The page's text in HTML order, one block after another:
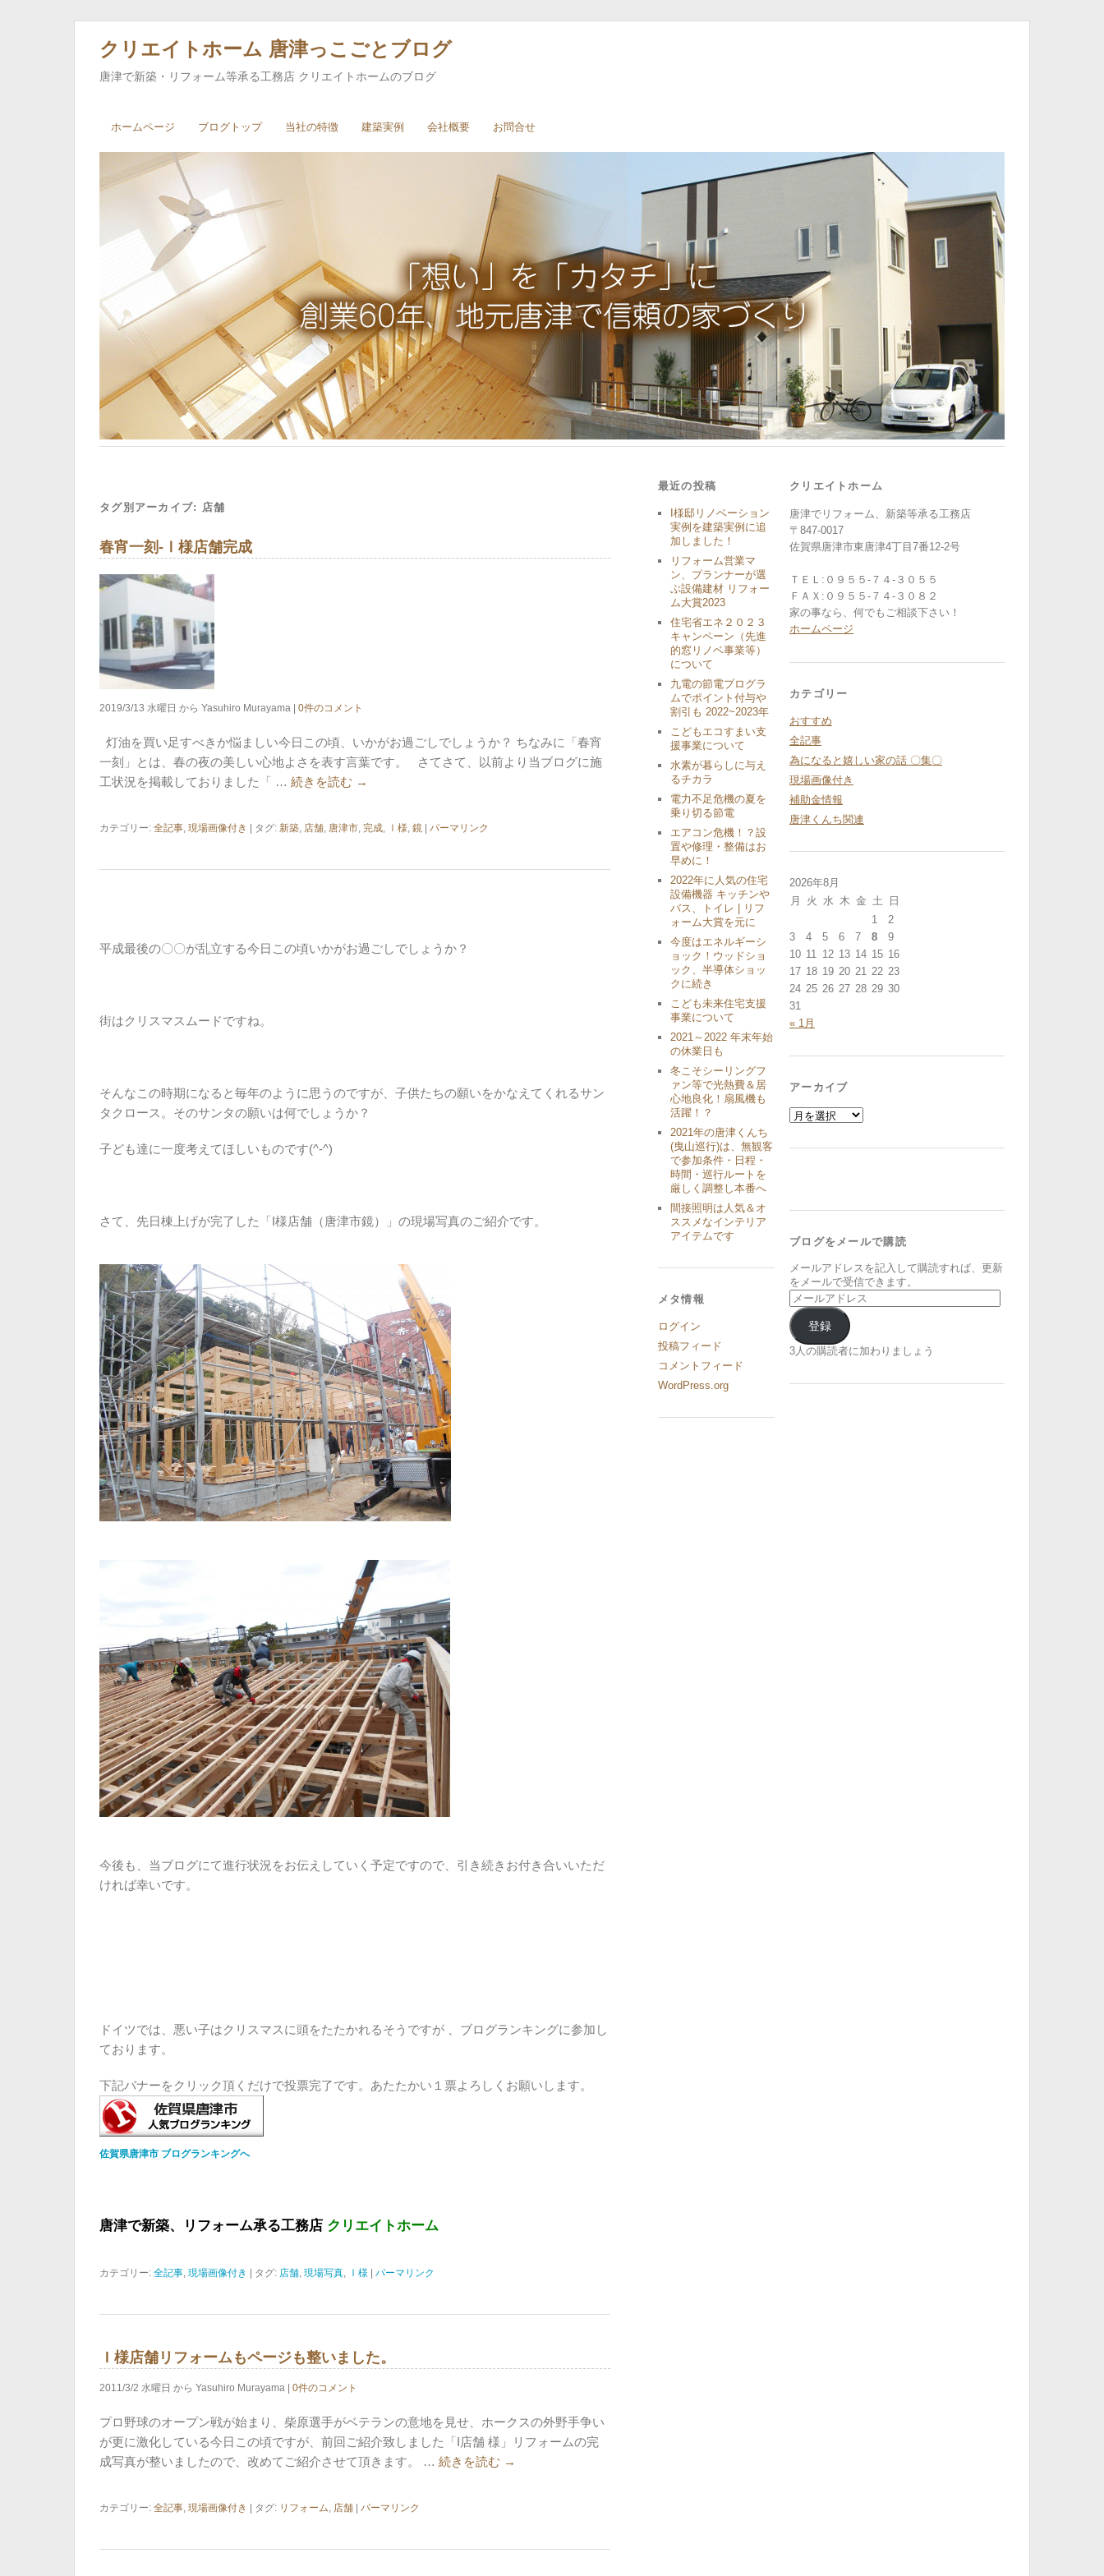
クリエイトホーム 唐津っこごとブログ
唐津で新築・リフォーム等承る工務店 クリエイトホームのブログ
ホームページ ブログトップ 当社の特徴 建築実例 会社概要 お問合せ
タグ別アーカイブ: 店舗
春宵一刻-Ⅰ様店舗完成
2019/3/13 水曜日 から Yasuhiro Murayama | 0件のコメント
灯油を買い足すべきか悩ましい今日この頃、いかがお過ごしでしょうか？ ちなみに「春宵
一刻」とは、春の夜の美しい心地よさを表す言葉です。 さてさて、以前より当ブログに施
工状況を掲載しておりました「 … 続きを読む →
カテゴリー: 全記事, 現場画像付き | タグ: 新築, 店舗, 唐津市, 完成, Ⅰ様, 鏡 パーマリンク
平成最後の〇〇が乱立する今日この頃いかがお過ごしでしょうか？
街はクリスマスムードですね。
そんなこの時期になると毎年のように思うのですが、子供たちの願いをかなえてくれるサン
タクロース。そのサンタの願いは何でしょうか？
子ども達に一度考えてほしいものです(^-^)
さて、先日棟上げが完了した「I様店舗（唐津市鏡）」の現場写真のご紹介です。
今後も、当ブログにて進行状況をお伝えしていく予定ですので、引き続きお付き合いいただ
ければ幸いです。
ドイツでは、悪い子はクリスマスに頭をたたかれるそうですが 、ブログランキングに参加し
ております。
下記バナーをクリック頂くだけで投票完了です。あたたかい１票よろしくお願いします。
佐賀県唐津市 ブログランキングへ
唐津で新築、リフォーム承る工務店 クリエイトホーム
カテゴリー: 全記事 現場画像付き | タグ: 店舗 現場写真 Ⅰ様 | パーマリンク
Ｉ様店舗リフォームもページも整いました。
2011/3/2 水曜日 から Yasuhiro Murayama | 0件のコメント
プロ野球のオープン戦が始まり、柴原選手がベテランの意地を見せ、ホークスの外野手争い
が更に激化している今日この頃ですが、前回ご紹介致しました「I店舗 様」リフォームの完
成写真が整いましたので、改めてご紹介させて頂きます。 … 続きを読む →
カテゴリー: 全記事 現場画像付き | タグ: リフォーム 店舗 | パーマリンク
最近の投稿
I様邸リノベーション
実例を建築実例に追
加しました！
リフォーム営業マ
ン、プランナーが選
ぶ設備建材 リフォー
ム大賞2023
住宅省エネ２０２３
キャンペーン（先進
的窓リノベ事業等）
について
九電の節電プログラ
ムでポイント付与や
割引も 2022~2023年
こどもエコすまい支
援事業について
水素が暮らしに与え
るチカラ
電力不足危機の夏を
乗り切る節電
エアコン危機！？設
置や修理・整備はお
早めに！
2022年に人気の住宅
設備機器 キッチンや
バス、トイレ | リフ
ォーム大賞を元に
今度はエネルギーシ
ョック！ウッドショ
ック、半導体ショッ
クに続き
こども未来住宅支援
事業について
2021～2022 年末年始
の休業日も
冬こそシーリングフ
ァン等で光熱費＆居
心地良化！扇風機も
活躍！？
2021年の唐津くんち
(曳山巡行)は、無観客
で参加条件・日程・
時間・巡行ルートを
厳しく調整し本番へ
間接照明は人気＆オ
ススメなインテリア
アイテムです
メタ情報
ログイン
投稿フィード
コメントフィード
WordPress.org
クリエイトホーム
唐津でリフォーム、新築等承る工務店
〒847-0017
佐賀県唐津市東唐津4丁目7番12-2号
ＴＥＬ:０９５５-７４-３０５５
ＦＡＸ:０９５５-７４-３０８２
家の事なら、何でもご相談下さい！
ホームページ
カテゴリー
おすすめ
全記事
為になると嬉しい家の話 〇集〇
現場画像付き
補助金情報
唐津くんち関連
2026年8月
月
火 水 木 金 土
日
1
2
3
4 5 6 7 8
9
10 11 12 13 14 15 16
17 18 19 20 21 22 23
24 25 26 27 28 29 30
31
« 1月
アーカイブ
ア
ー
ブログをメールで購読
メールアドレスを記入して購読すれば、更新
をメールで受信できます。
メ
ー
ル
ア
ド
登録
3人の購読者に加わりましょう